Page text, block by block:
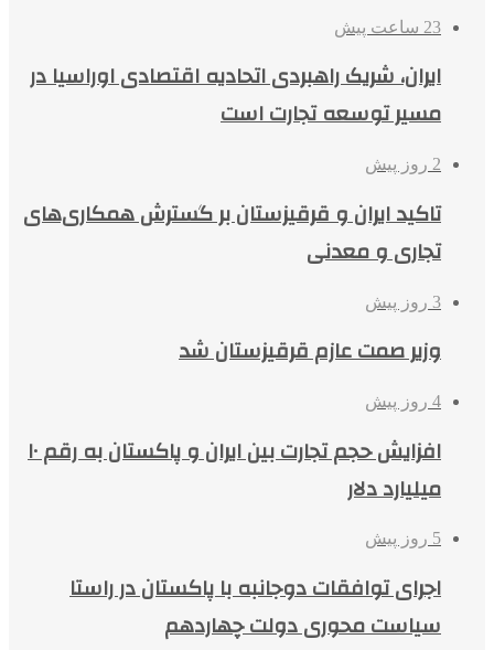
23 ساعت پیش
ایران، شریک راهبردی اتحادیه اقتصادی اوراسیا در
مسیر توسعه تجارت است
2 روز پیش
تاکید ایران و قرقیزستان بر گسترش همکاری‌های
تجاری و معدنی
3 روز پیش
وزیر صمت عازم قرقیزستان شد
4 روز پیش
افزایش حجم تجارت بین ایران و پاکستان به رقم ۱۰
میلیارد دلار
5 روز پیش
اجرای توافقات دوجانبه با پاکستان در راستا
سیاست محوری دولت چهاردهم